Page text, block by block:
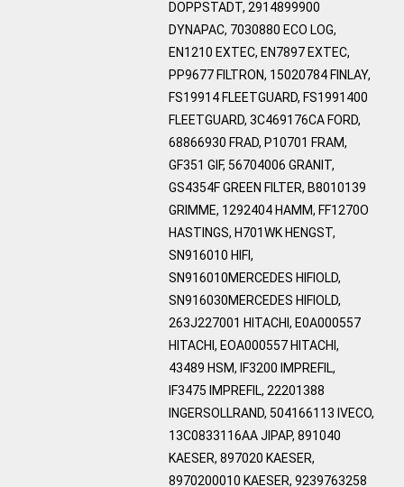
DOPPSTADT, 2914899900
DYNAPAC, 7030880 ECO LOG,
EN1210 EXTEC, EN7897 EXTEC,
PP9677 FILTRON, 15020784 FINLAY,
FS19914 FLEETGUARD, FS1991400
FLEETGUARD, 3C469176CA FORD,
68866930 FRAD, P10701 FRAM,
GF351 GIF, 56704006 GRANIT,
GS4354F GREEN FILTER, B8010139
GRIMME, 1292404 HAMM, FF1270O
HASTINGS, H701WK HENGST,
SN916010 HIFI,
SN916010MERCEDES HIFIOLD,
SN916030MERCEDES HIFIOLD,
263J227001 HITACHI, E0A000557
HITACHI, EOA000557 HITACHI,
43489 HSM, IF3200 IMPREFIL,
IF3475 IMPREFIL, 22201388
INGERSOLLRAND, 504166113 IVECO,
13C0833116AA JIPAP, 891040
KAESER, 897020 KAESER,
8970200010 KAESER, 9239763258